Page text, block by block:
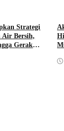
Strategi
Air Bersih,
Gerakan